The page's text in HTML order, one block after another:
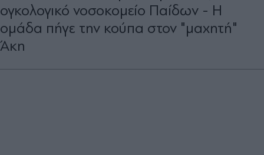
ογκολογικό νοσοκομείο Παίδων - Η
ομάδα πήγε την κούπα στον "μαχητή"
Άκη